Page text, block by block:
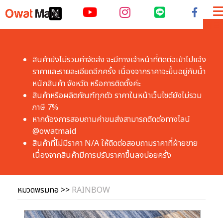
สินค้ายังไม่รวมค่าจัดส่ง จะมีทางเจ้าหน้าที่ติดต่อเข้าไปแจ้ง
ราคาและรายละเอียดอีกครั้ง เนื่องจากราคาจะขึ้นอยู่กับน้ำ
หนักสินค้า จังหวัด หรือการติดตั้งค่ะ
สินค้าหรือผลิตภัณฑ์ทุกตัว ราคาในหน้าเว็บไซต์ยังไม่รวม
ภาษี 7%
หากต้องการสอบถามค่าขนส่งสามารถติดต่อทางไลน์
@owatmaid
สินค้าที่ไม่มีราคา N/A ให้ติดต่อสอบถามราคาที่ฝ่ายขาย
เนื่องจากสินค้ามีการปรับราคาขึ้นลงบ่อยครั้ง
หมวดพรมทอ >> RAINBOW